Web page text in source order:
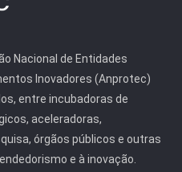
Nacional de Entidades
Inovadores (Anprotec)
entre incubadoras de
aceleradoras,
órgãos públicos e outras
e à inovação.